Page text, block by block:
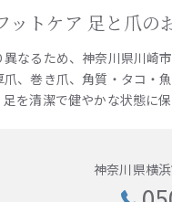
ットケア 足と爪の
なるため、神奈川県川崎
、巻き爪、角質・タコ・
を清潔で健やかな状態に
神奈川県横